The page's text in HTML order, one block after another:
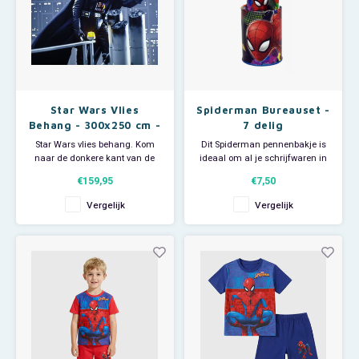
Star Wars Vlies
Behang - 300x250 cm -
Darth Vader
Star Wars vlies behang. Kom
naar de donkere kant van de
Luke Skywalker over te halen
zich af te keren van de goede
Jedi en hem te volgen. -
Afmeting: 300 breed x 250 hoog.
Materiaal: vliesbehang.
€159,95
Vergelijk
Spiderman Bureauset -
7 delig
Dit Spiderman pennenbakje is
ideaal om al je schrijfwaren in
worden erbij meegeleverd! In
de pennenhouder zit een
potlood, papierclip, puntenslijper,
gum, liniaal en notitieblokje.
€7,50
Vergelijk